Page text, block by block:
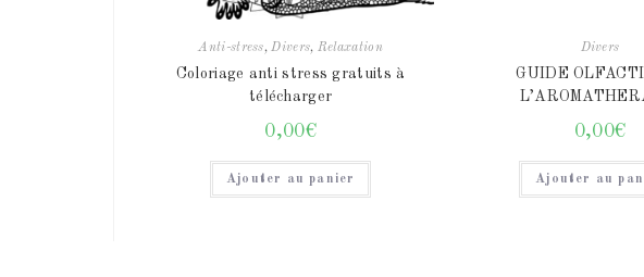
Anti-stress,Divers, Relaxation
Coloriage anti stress gratuits à
télécharger
0,00€
Ajouter au panier
Divers
GUIDE
0,00€
Ajouter au